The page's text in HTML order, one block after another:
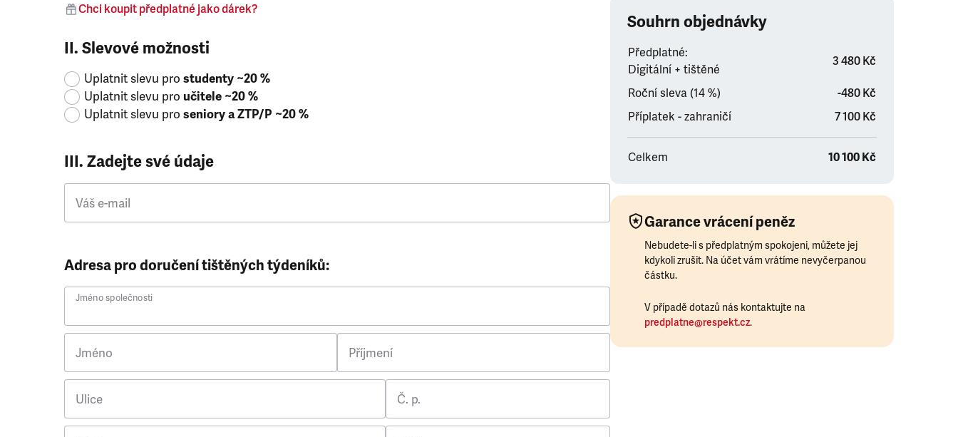
Chci koupit předplatné jako dárek?
II. Slevové možnosti
Uplatnit slevu pro studenty ~20 %
Uplatnit slevu pro učitele ~20 %
Uplatnit slevu pro seniory a ZTP/P ~20 %
III. Zadejte své údaje
Váš e-mail
Adresa pro doručení tištěných týdeníků:
Jméno společnosti
Jméno Příjmení
Ulice Č. p.
Souhrn objednávky
Předplatné:
Digitální + tištěné
3 480 Kč
Roční sleva (14 %)
-480 Kč
Příplatek - zahraničí
7 100 Kč
Celkem 10 100 Kč
Garance vrácení peněz
Nebudete-li s předplatným spokojeni, můžete jej
kdykoli zrušit. Na účet vám vrátíme nevyčerpanou
částku.
V případě dotazů nás kontaktujte na
predplatne@respekt.cz.